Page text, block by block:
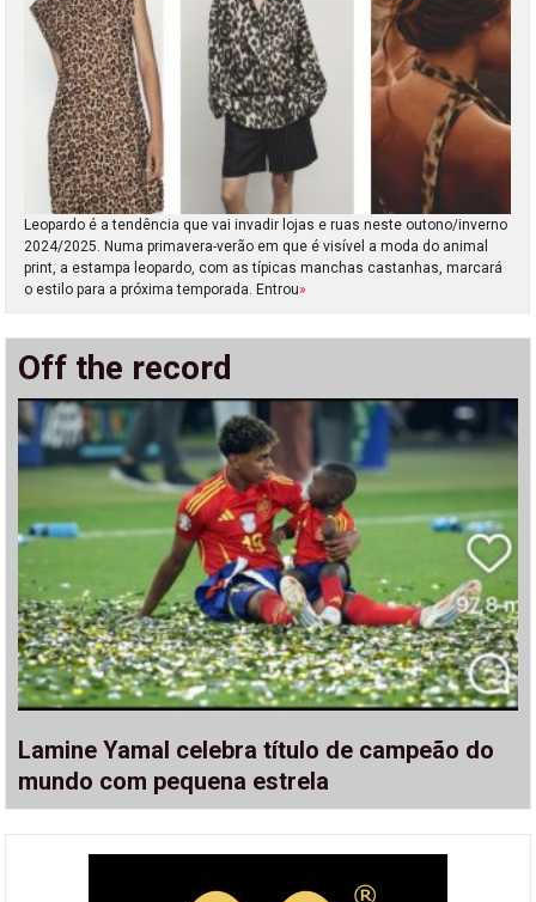
Leopardo é a tendência que vai invadir lojas e ruas neste outono/inverno
2024/2025. Numa primavera-verão em que é visível a moda do animal
print, a estampa leopardo, com as típicas manchas castanhas, marcará
o estilo para a próxima temporada. Entrou»
Off the record
Lamine Yamal celebra título de campeão do
mundo com pequena estrela